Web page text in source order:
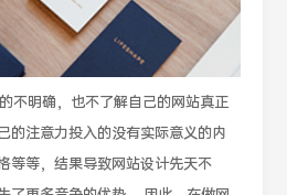
明确，也不了解自己的网站真正
的注意力投入的没有实际意义的内
等等，结果导致网站设计先天不